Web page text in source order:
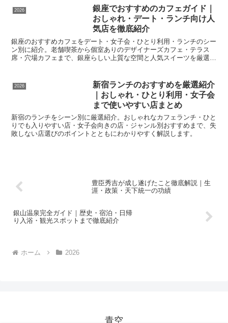
方までわかりやすく紹介します。
2026
銀座でおすすめのカフェガイド｜
おしゃれ・デート・ランチ向け人
気店を徹底紹介
銀座のおすすめカフェをデート・女子会・ひとり利用・ランチのシー
ン別に紹介。老舗喫茶から個室ありのデザイナーズカフェ・テラス
席・穴場カフェまで、銀座らしい上質な空間と人気スイーツを厳選し
2026
新宿ランチのおすすめを厳選紹介
｜おしゃれ・ひとり利用・女子会
まで使いやすい店まとめ
新宿のランチをシーン別に厳選紹介。おしゃれなカフェランチ・ひと
りでも入りやすい店・女子会向きの店・ジャンル別おすすめまで、失
敗しない店選びのポイントとともにわかりやすく解説します。
豊臣秀吉が成し遂げたこと徹底解説｜生
涯・政策・天下統一の功績
銀山温泉完全ガイド｜歴史・宿泊・日帰
り入浴・観光スポットまで徹底紹介
ホーム 2026
青空